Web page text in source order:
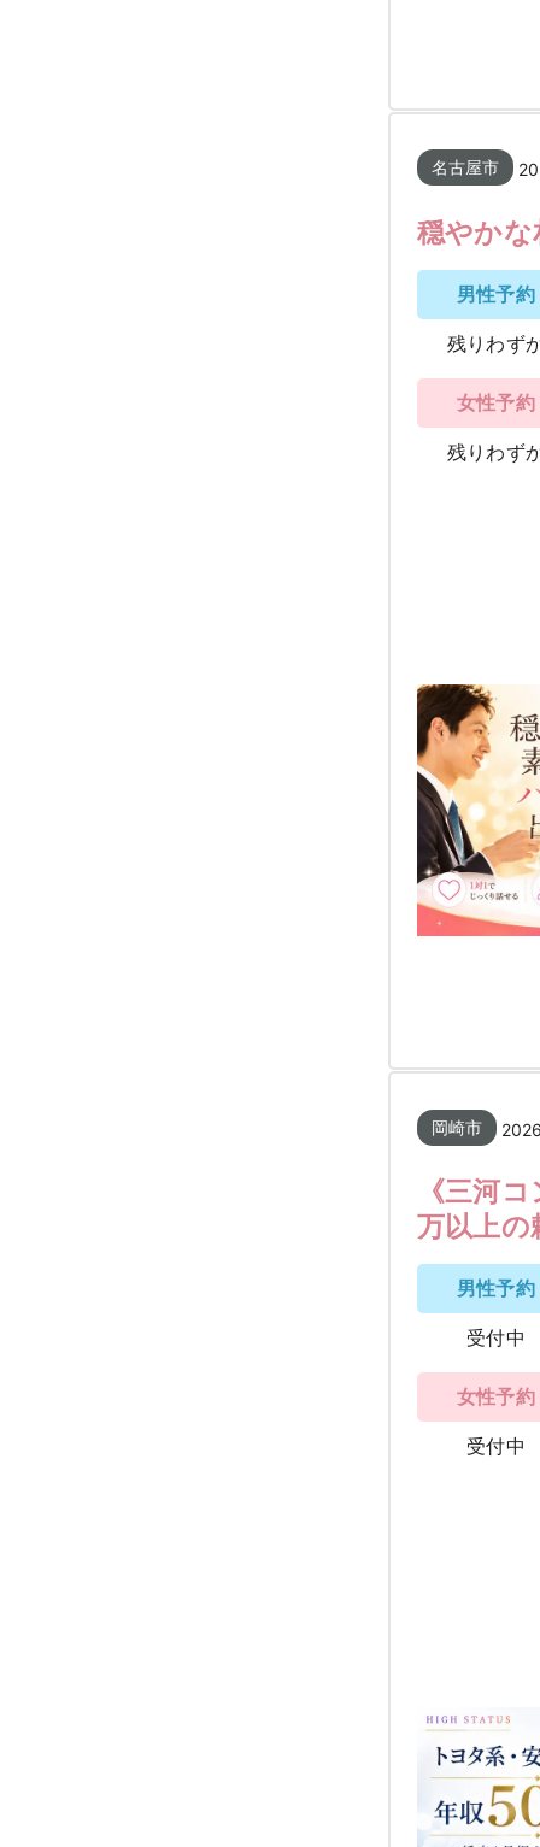
名古屋市
穏やか
男性予約
残りわず
女性予約
残りわず
岡崎市
《三河
万以上
男性予約
受付中
女性予約
受付中